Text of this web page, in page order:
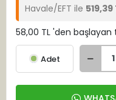
Havale/EFT ile 519,39
58,00 TL 'den başlayan
Adet